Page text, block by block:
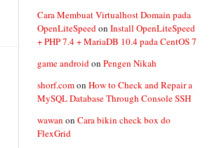
Cara Membuat Virtualhost Domain pada
OpenLiteSpeedon Install OpenLiteSpeed
+ PHP 7.4 + MariaDB 10.4 pada CentOS 7
game androidon Pengen Nikah
shorf.comon How to Check and Repair a
MySQL Database Through Console SSH
wawan on Cara bikin check box do
FlexGrid